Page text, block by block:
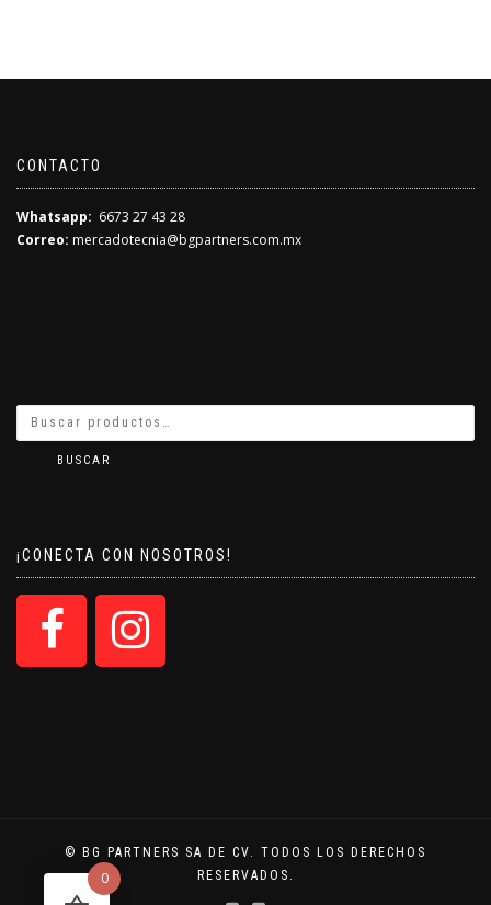
CONTACTO
Whatsapp: 6673 27 43 28
Correo: mercadotecnia@bgpartners.com.mx
BUSCAR
¡CONECTA CON NOSOTROS!
© BG PARTNERS SA DE CV. TODOS LOS DERECHOS
RESERVADOS.
0